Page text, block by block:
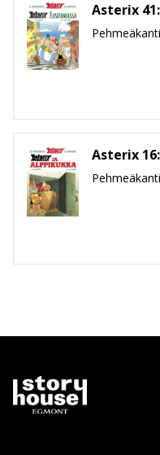
Asterix
Asterix